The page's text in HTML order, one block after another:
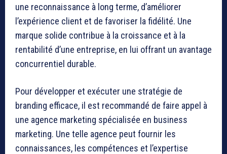
une reconnaissance à long terme, d’améliorer
l’expérience client et de favoriser la fidélité. Une
marque solide contribue à la croissance et à la
rentabilité d’une entreprise, en lui offrant un avantage
concurrentiel durable.
Pour développer et exécuter une stratégie de
branding efficace, il est recommandé de faire appel à
une agence marketing spécialisée en business
marketing. Une telle agence peut fournir les
connaissances, les compétences et l’expertise